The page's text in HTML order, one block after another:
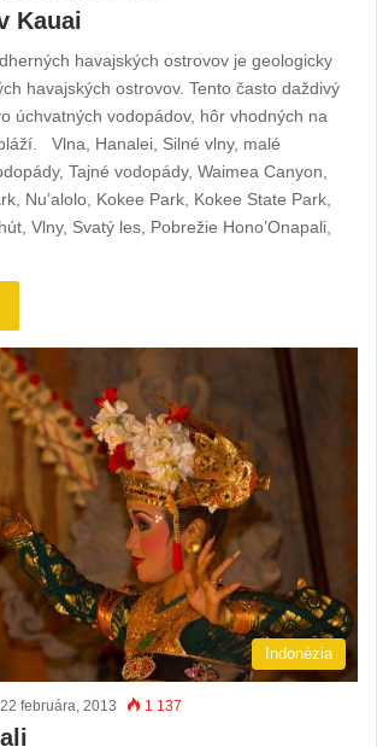
Kauai
havajských ostrovov je geologicky
havajských ostrovov. Tento často daždivý
úchvatných vodopádov, hôr vhodných na
Vlna, Hanalei, Silné vlny, malé
Tajné vodopády, Waimea Canyon,
Nu’alolo, Kokee Park, Kokee State Park,
Vlny, Svatý les, Pobrežie Hono’Onapali,
Indonézia
22 februára, 2013 1 137